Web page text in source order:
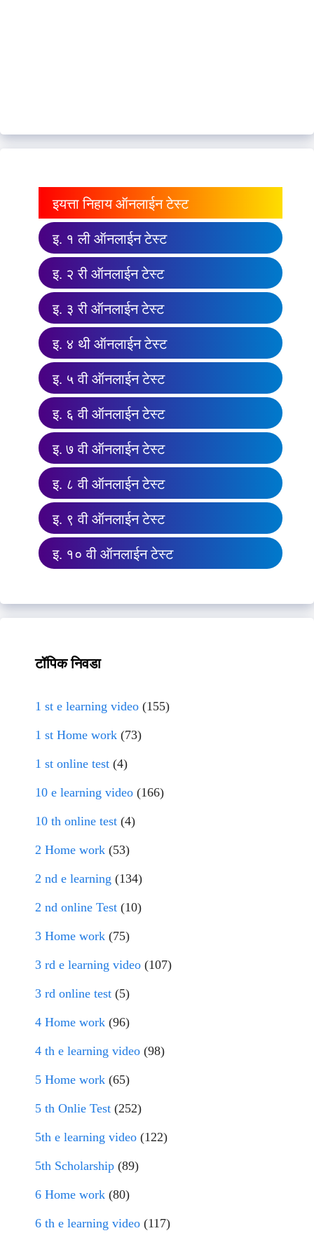
इयत्ता निहाय ऑनलाईन टेस्ट
इ. १ ली ऑनलाईन टेस्ट
इ. २ री ऑनलाईन टेस्ट
इ. ३ री ऑनलाईन टेस्ट
इ. ४ थी ऑनलाईन टेस्ट
इ. ५ वी ऑनलाईन टेस्ट
इ. ६ वी ऑनलाईन टेस्ट
इ. ७ वी ऑनलाईन टेस्ट
इ. ८ वी ऑनलाईन टेस्ट
इ. ९ वी ऑनलाईन टेस्ट
इ. १० वी ऑनलाईन टेस्ट
टॉपिक निवडा
1 st e learning video (155)
1 st Home work (73)
1 st online test (4)
10 e learning video (166)
10 th online test (4)
2 Home work (53)
2 nd e learning (134)
2 nd online Test (10)
3 Home work (75)
3 rd e learning video (107)
3 rd online test (5)
4 Home work (96)
4 th e learning video (98)
5 Home work (65)
5 th Onlie Test (252)
5th e learning video (122)
5th Scholarship (89)
6 Home work (80)
6 th e learning video (117)